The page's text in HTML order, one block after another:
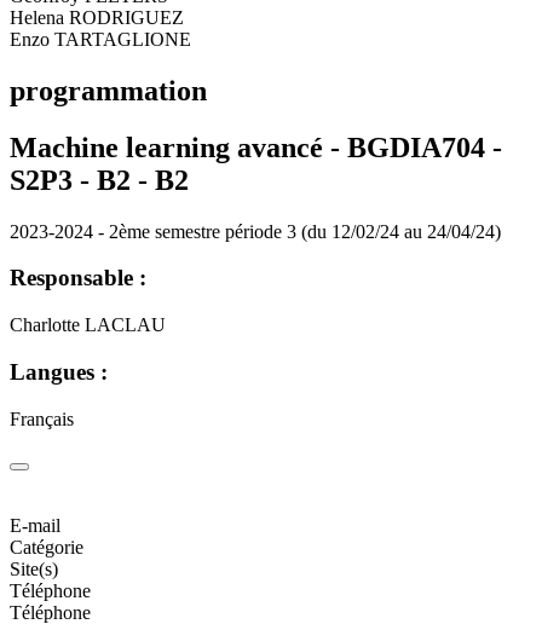
Helena RODRIGUEZ
Enzo TARTAGLIONE
programmation
Machine learning avancé - BGDIA704 -
S2P3 - B2 - B2
2023-2024 - 2ème semestre période 3 (du 12/02/24 au 24/04/24)
Responsable :
Charlotte LACLAU
Langues :
Français
E-mail
Catégorie
Site(s)
Téléphone
Téléphone